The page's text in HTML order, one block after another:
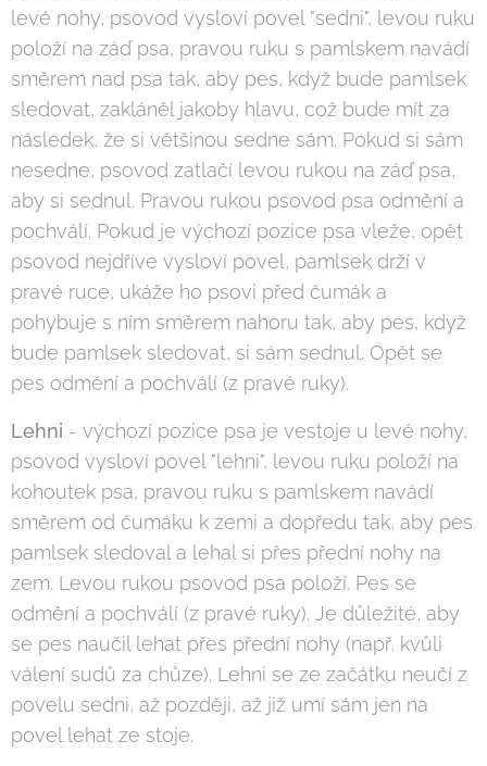
levé nohy, psovod vysloví povel "sedni", levou ruku
položí na záď psa, pravou ruku s pamlskem navádí
směrem nad psa tak, aby pes, když bude pamlsek
sledovat, zakláněl jakoby hlavu, což bude mít za
následek, že si většinou sedne sám. Pokud si sám
nesedne, psovod zatlačí levou rukou na záď psa,
aby si sednul. Pravou rukou psovod psa odmění a
pochválí. Pokud je výchozí pozice psa vleže, opět
psovod nejdříve vysloví povel, pamlsek drží v
pravé ruce, ukáže ho psovi před čumák a
pohybuje s ním směrem nahoru tak, aby pes, když
bude pamlsek sledovat, si sám sednul. Opět se
pes odmění a pochválí (z pravé ruky).
Lehni - výchozí pozice psa je vestoje u levé nohy,
psovod vysloví povel "lehni", levou ruku položí na
kohoutek psa, pravou ruku s pamlskem navádí
směrem od čumáku k zemi a dopředu tak, aby pes
pamlsek sledoval a lehal si přes přední nohy na
zem. Levou rukou psovod psa položí. Pes se
odmění a pochválí (z pravé ruky). Je důležité, aby
se pes naučil lehat přes přední nohy (např. kvůli
válení sudů za chůze). Lehni se ze začátku neučí z
povelu sedni, až později, až již umí sám jen na
povel lehat ze stoje.